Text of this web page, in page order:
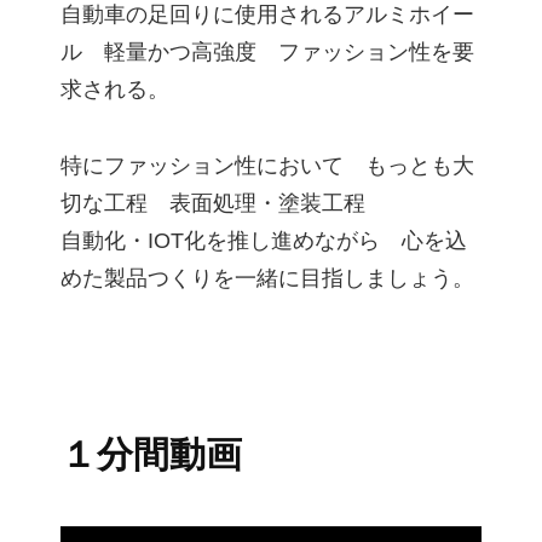
自動車の足回りに使用されるアルミホイー
ル 軽量かつ高強度 ファッション性を要
求される。
特にファッション性において もっとも大
切な工程 表面処理・塗装工程
自動化・IOT化を推し進めながら 心を込
めた製品つくりを一緒に目指しましょう。
１分間動画